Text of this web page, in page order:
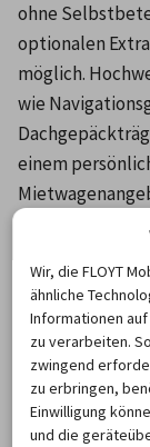
ohne
optionalen
möglich.
wie
einem
genannten
Europcar in
Hamm
Wir, die FLOYT
ähnliche
Informationen
zu verarbeiten.
zwingend
zu erbringen,
Einwilligung
und die